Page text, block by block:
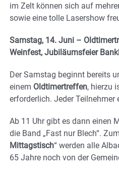
im Zelt können sich auf
sowie eine tolle Lasershow
Samstag, 14. Juni –
Weinfest, Jubiläumsfeier
Der Samstag beginnt bereits
einem Oldtimertreffen, hierzu
erforderlich. Jeder Teilnehmer
Ab 11 Uhr gibt es dann einen
die Band „Fast nur Blech“.
Mittagstisch“ werden alle
65 Jahre noch von der